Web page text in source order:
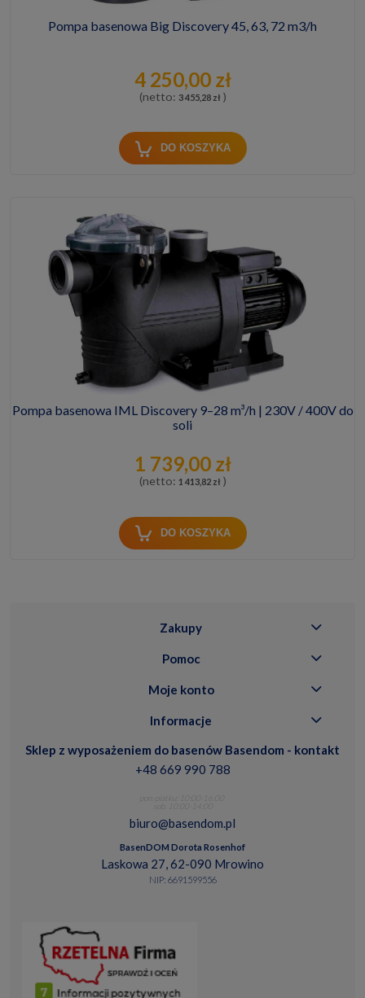
Pompa basenowa Big Discovery 45, 63, 72 m3/h
4 250,00 zł
(netto: 3 455,28 zł )
DO KOSZYKA
Pompa basenowa IML Discovery 9–28 m³/h | 230V / 400V do
soli
1 739,00 zł
(netto: 1 413,82 zł )
DO KOSZYKA
Zakupy
Pomoc
Moje konto
Informacje
Sklep z wyposażeniem do basenów Basendom - kontakt
+48 669 990 788
biuro@basendom.pl
BasenDOM Dorota Rosenhof
Laskowa 27, 62-090 Mrowino
NIP: 6691599556